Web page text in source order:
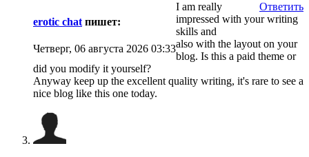
erotic chat пишет:
Четверг, 06 августа 2026 03:33
Ответить
I am really
impressed with your writing
skills and
also with the layout on your
blog. Is this a paid theme or
did you modify it yourself?
Anyway keep up the excellent quality writing, it's rare to see a
nice blog like this one today.